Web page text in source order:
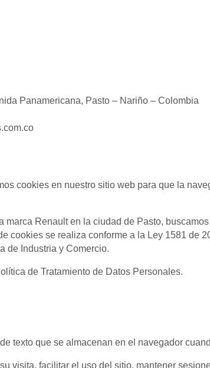
Panamericana, Pasto – Nariño – Colombia
cookies en nuestro sitio web para que la
marca Renault en la ciudad de Pasto,
cookies se realiza conforme a la Ley 1581 de
de Industria y Comercio.
de Tratamiento de Datos Personales.
texto que se almacenan en el navegador
visita, facilitar el uso del sitio, mantener